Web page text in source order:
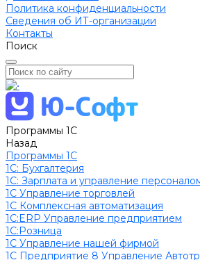
Политика конфиденциальности
Сведения об ИТ-организации
Контакты
Поиск
Программы 1С
Назад
Программы 1С
1C: Бухгалтерия
1С: Зарплата и управление
1С Управление торговлей
1С Комплексная автоматизация
1С:ERP Управление предприятием
1С:Розница
1С Управление нашей фирмой
1С Предприятие 8 Управление